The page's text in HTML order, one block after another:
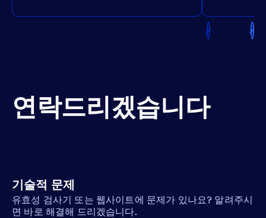
연락드리겠습니다
기술적 문제
유효성 검사기 또는 웹사이트에 문제가 있나요? 알려주시
면 바로 해결해 드리겠습니다.